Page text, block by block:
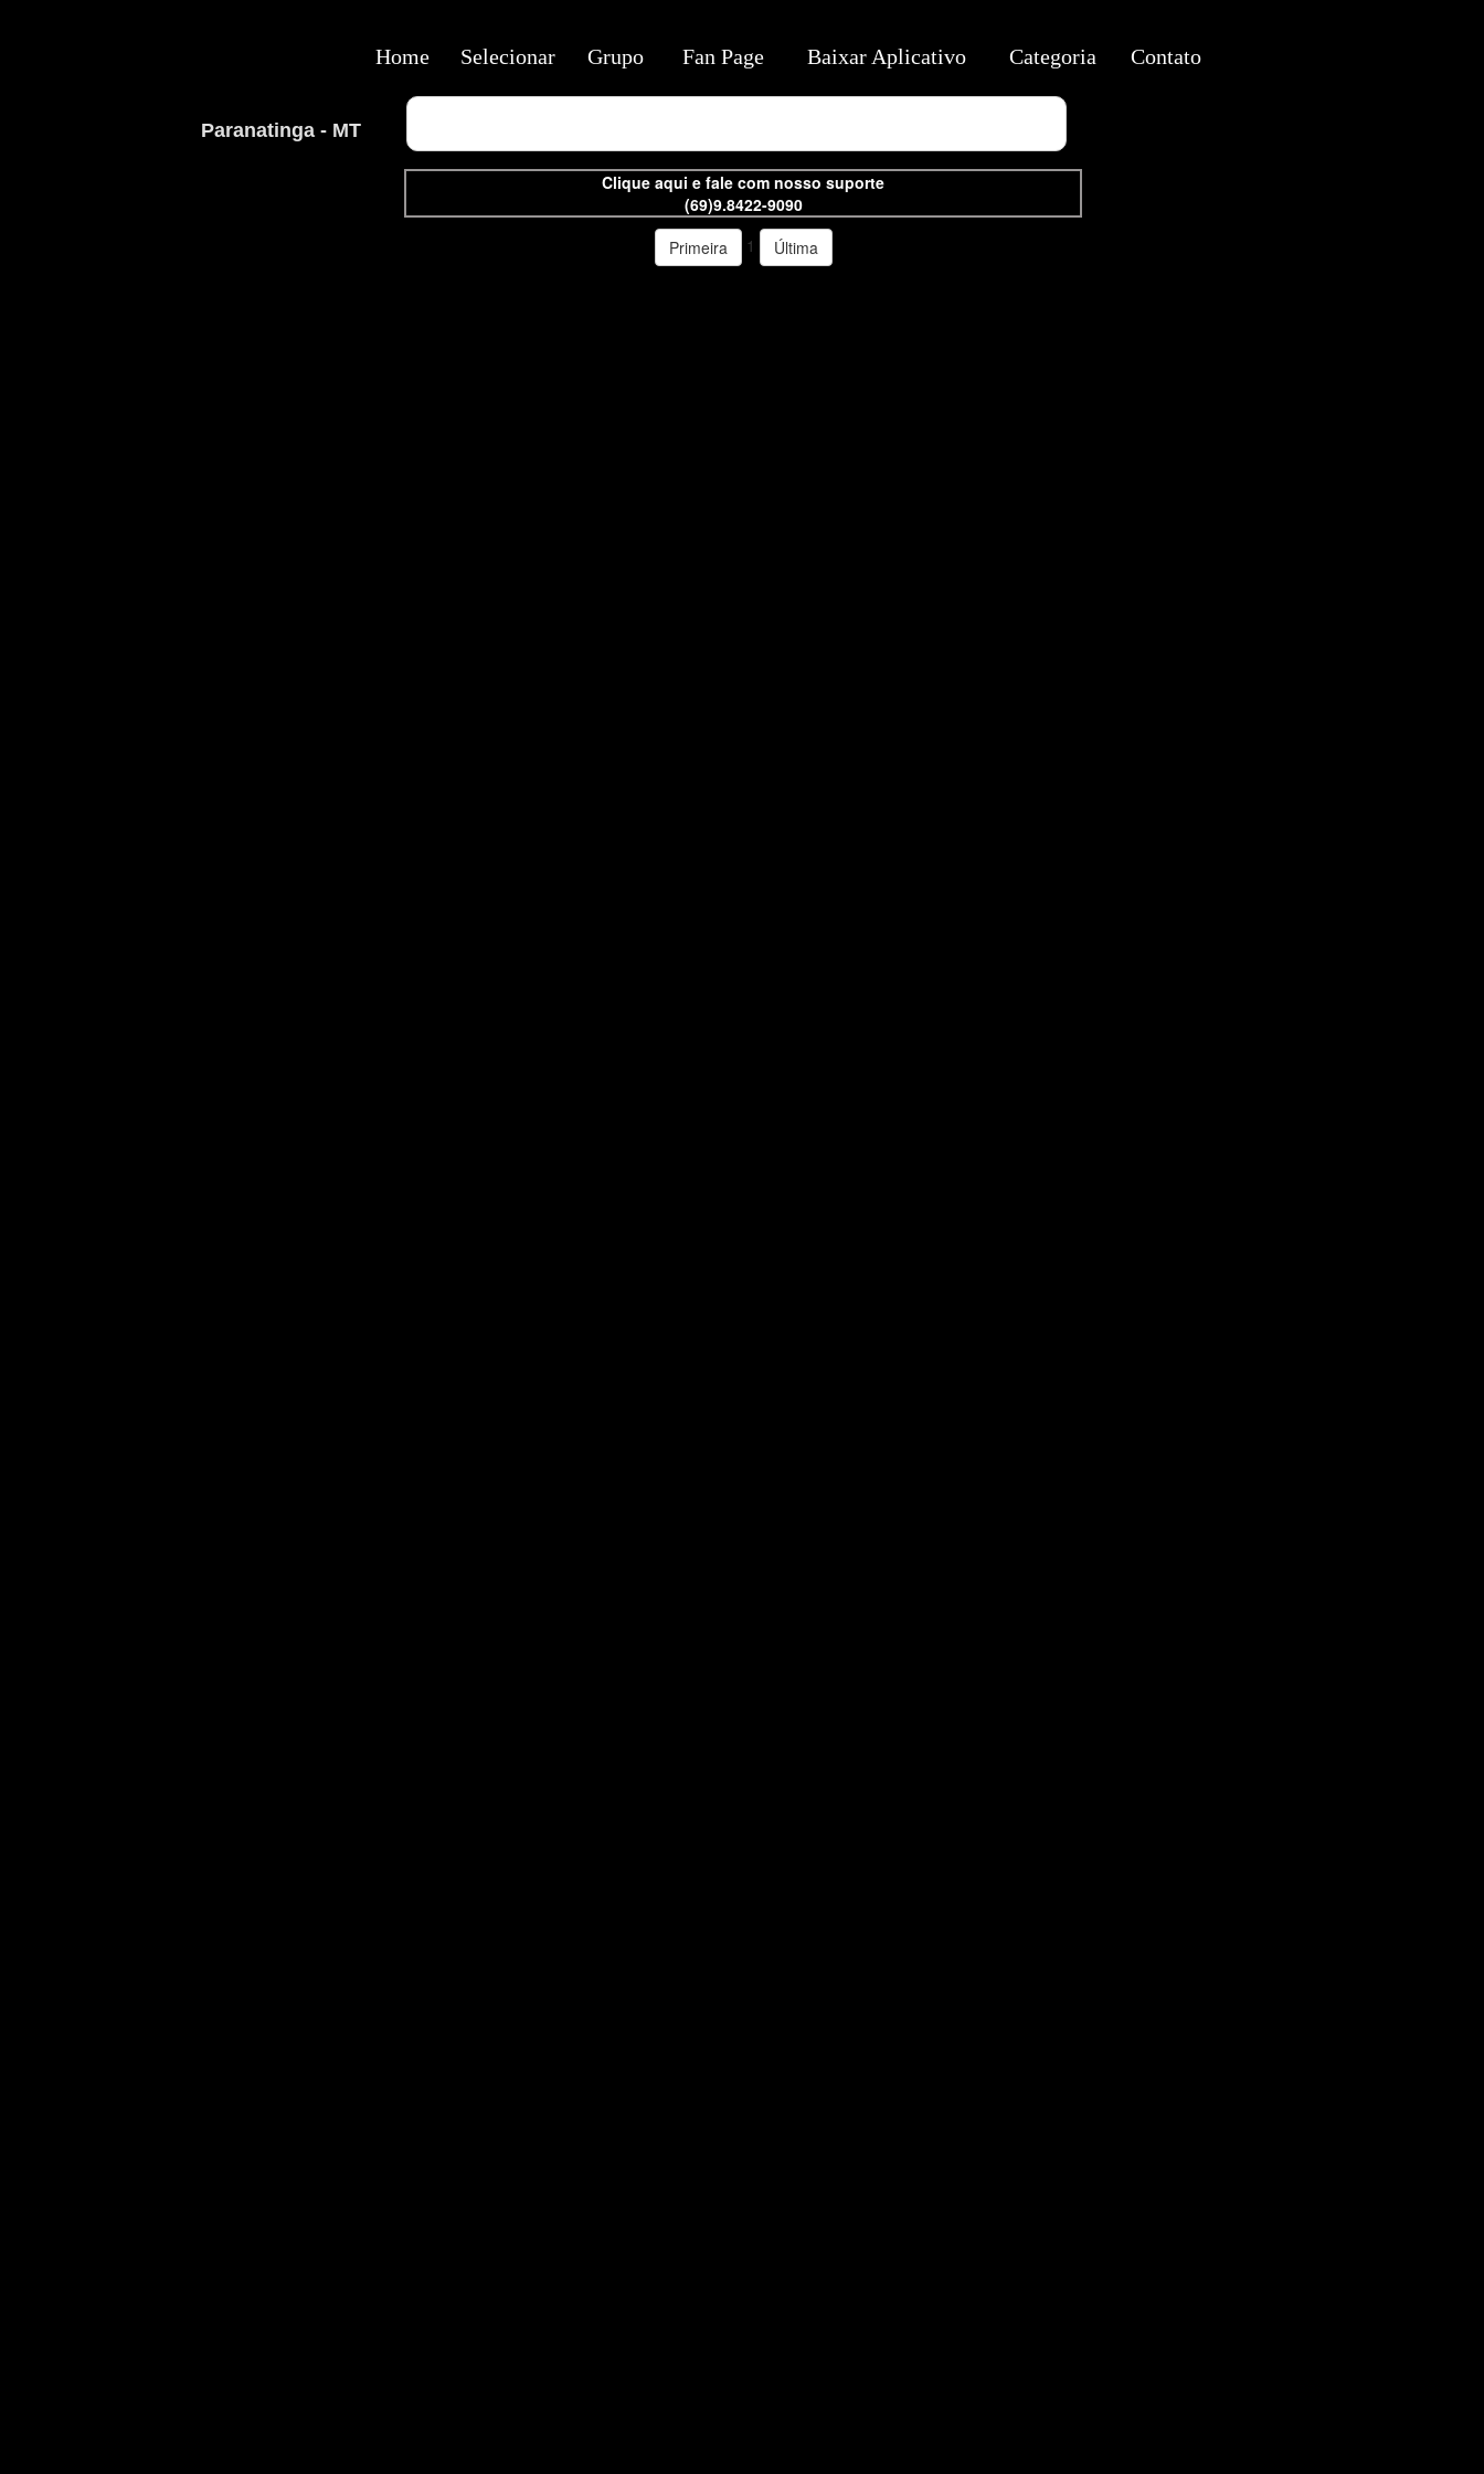
Paranatinga - MT
Clique aqui e fale com nosso suporte
(69)9.8422-9090
Primeira
1 Última
Home Selecionar Grupo Fan Page Baixar Aplicativo Categoria Contato